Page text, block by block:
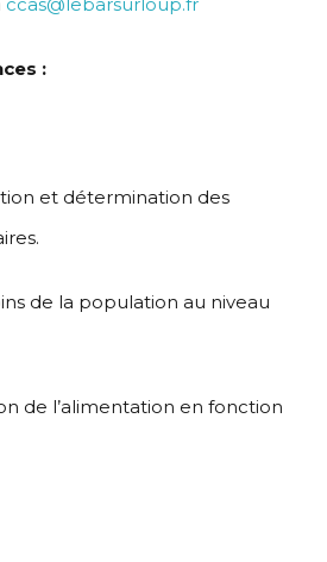
:
et détermination des
de la population au niveau
de l’alimentation en fonction